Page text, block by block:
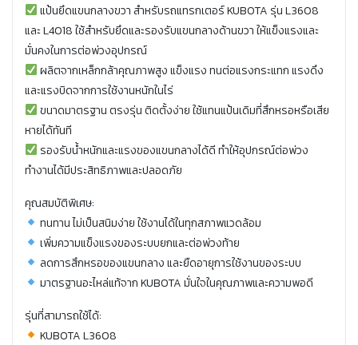
แป้นยึดแขนกลางขวา สำหรับรถแทรกเตอร์ KUBOTA รุ่น L3608
และ L4018 ใช้สำหรับยึดและรองรับแขนกลางด้านขวา ให้แข็งแรงและ
มั่นคงในการต่อพ่วงอุปกรณ์
ผลิตจากเหล็กกล้าคุณภาพสูง แข็งแรง ทนต่อแรงกระแทก แรงดึง
และแรงบิดจากการใช้งานหนักในไร่
ขนาดมาตรฐาน ตรงรุ่น ติดตั้งง่าย ใช้แทนแป้นเดิมที่สึกหรอหรือเสีย
หายได้ทันที
รองรับน้ำหนักและแรงของแขนกลางได้ดี ทำให้อุปกรณ์ต่อพ่วง
ทำงานได้มีประสิทธิภาพและปลอดภัย
คุณสมบัติพิเศษ:
ทนทาน ไม่เป็นสนิมง่าย ใช้งานได้ในทุกสภาพแวดล้อม
เพิ่มความแข็งแรงของระบบยกและต่อพ่วงท้าย
ลดการสึกหรอของแขนกลาง และยืดอายุการใช้งานของระบบ
มาตรฐานอะไหล่แท้จาก KUBOTA มั่นใจในคุณภาพและความพอดี
รุ่นที่สามารถใช้ได้:
KUBOTA L3608